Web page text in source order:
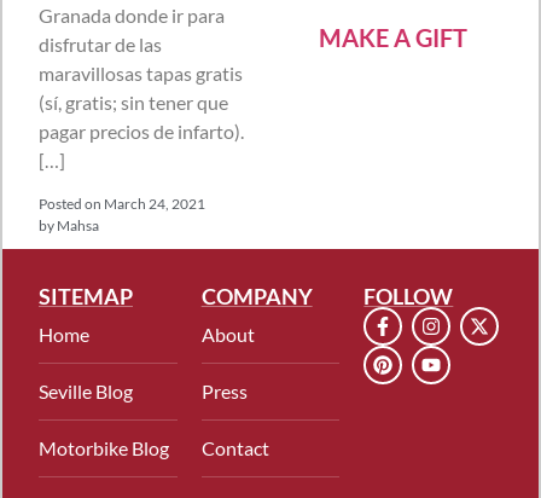
Granada donde ir para
disfrutar de las
maravillosas tapas gratis
(sí, gratis; sin tener que
pagar precios de infarto).
[…]
Posted on March 24, 2021
by Mahsa
MAKE A GIFT
SITEMAP
Home
Seville Blog
Motorbike Blog
COMPANY
About
Press
Contact
FOLLOW